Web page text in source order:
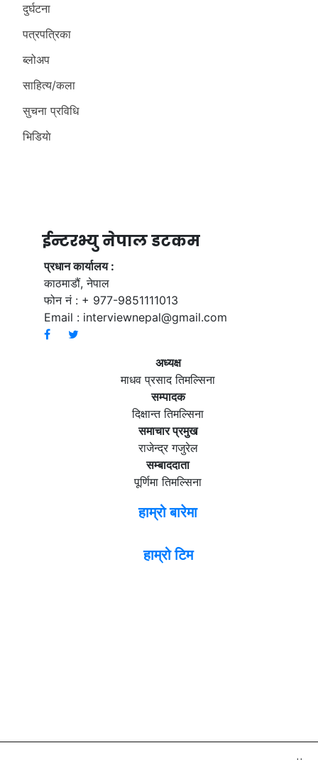
दुर्घटना
पत्रपत्रिका
ब्लोअप
साहित्य/कला
सुचना प्रविधि
भिडियाे
ईन्टरभ्यु नेपाल डटकम
प्रधान कार्यालय :
काठमाडौं, नेपाल
फोन नं : + 977-9851111013
Email : interviewnepal@gmail.com
अध्यक्ष
माधव प्रसाद तिमल्सिना
सम्पादक
दिक्षान्त तिमल्सिना
समाचार प्रमुख
राजेन्द्र गजुरेल
सम्बाददाता
पूर्णिमा तिमल्सिना
हाम्रो बारेमा
हाम्रो टिम